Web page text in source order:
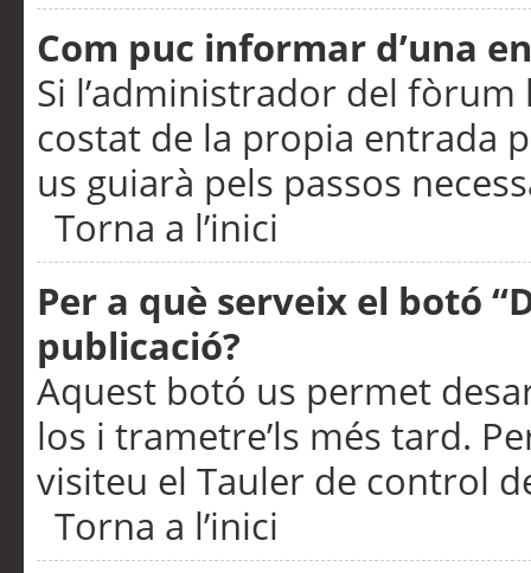
Com puc informar d’una
Si l’administrador del
costat de la propia entrada
us guiarà pels passos
Torna a l’inici
Per a què serveix el botó
publicació?
Aquest botó us permet
los i trametre’ls més tard.
visiteu el Tauler de control
Torna a l’inici